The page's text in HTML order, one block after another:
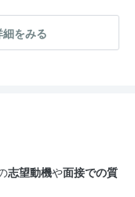
をみる
志望動機や面接での質